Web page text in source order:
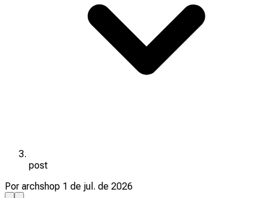
post
Por archshop 1 de jul. de 2026